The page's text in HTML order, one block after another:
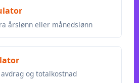
årslønn eller månedslønn
og totalkostnad